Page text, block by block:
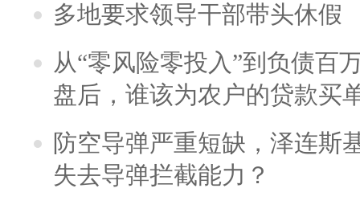
多地要求领导干部带头休假
从“零风险零投入”到负债百
盘后，谁该为农户的贷款买
防空导弹严重短缺，泽连斯
失去导弹拦截能力？